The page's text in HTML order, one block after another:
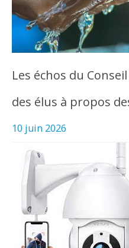
Les échos du
des élus à propos
10 juin 2026